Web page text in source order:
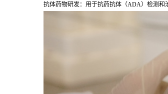
抗体药物研发：用于抗药抗体（ADA）检测和